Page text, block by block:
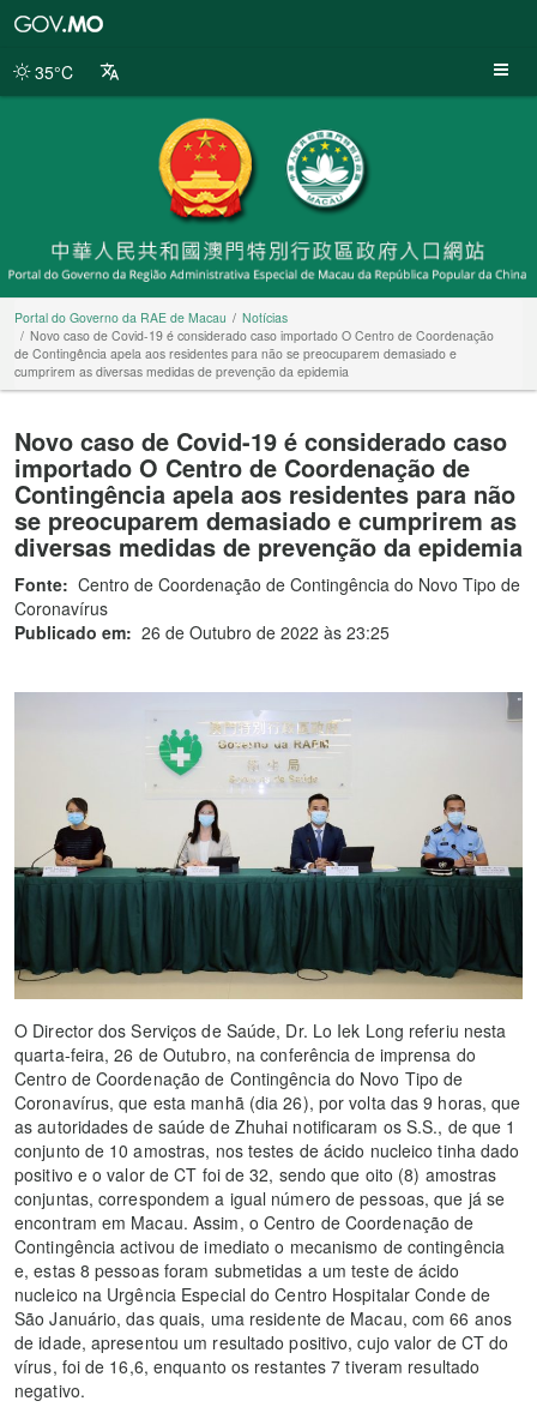
da
35°C
Portal do Governo da RAE de Macau
Notícias
Novo caso de Covid-19 é considerado caso importado O Centro de Coordenação
de Contingência apela aos residentes para não se preocuparem demasiado e
cumprirem as diversas medidas de prevenção da epidemia
Novo caso de Covid-19 é considerado caso
importado O Centro de Coordenação de
Contingência apela aos residentes para não
se preocuparem demasiado e cumprirem as
diversas medidas de prevenção da epidemia
Fonte: Centro de Coordenação de Contingência do Novo Tipo de
Coronavírus
Publicado em: 26 de Outubro de 2022 às 23:25
O Director dos Serviços de Saúde, Dr. Lo Iek Long referiu nesta
quarta-feira, 26 de Outubro, na conferência de imprensa do
Centro de Coordenação de Contingência do Novo Tipo de
Coronavírus, que esta manhã (dia 26), por volta das 9 horas, que
as autoridades de saúde de Zhuhai notificaram os S.S., de que 1
conjunto de 10 amostras, nos testes de ácido nucleico tinha dado
positivo e o valor de CT foi de 32, sendo que oito (8) amostras
conjuntas, correspondem a igual número de pessoas, que já se
encontram em Macau. Assim, o Centro de Coordenação de
Contingência activou de imediato o mecanismo de contingência
e, estas 8 pessoas foram submetidas a um teste de ácido
nucleico na Urgência Especial do Centro Hospitalar Conde de
São Januário, das quais, uma residente de Macau, com 66 anos
de idade, apresentou um resultado positivo, cujo valor de CT do
vírus, foi de 16,6, enquanto os restantes 7 tiveram resultado
negativo.